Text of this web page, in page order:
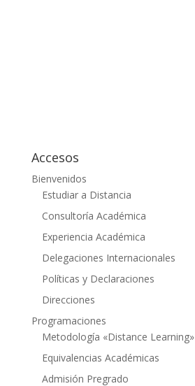
Accesos
Bienvenidos
Estudiar a Distancia
Consultoría Académica
Experiencia Académica
Delegaciones Internacionales
Políticas y Declaraciones
Direcciones
Programaciones
Metodología «Distance Learning»
Equivalencias Académicas
Admisión Pregrado